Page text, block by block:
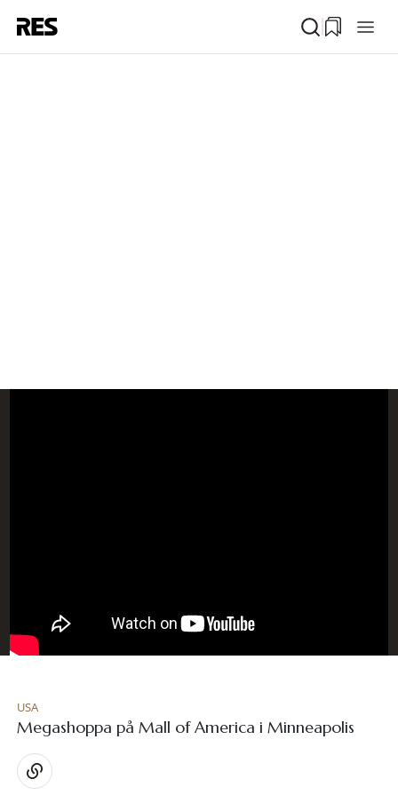
USA
Megashoppa på Mall of America i Minneapolis